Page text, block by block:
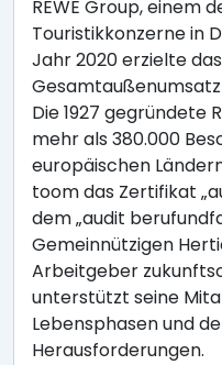
REWE Group, einem
Touristikkonzerne in
Jahr 2020 erzielte
Die 1927 gegründete
mehr als 380.000
europäischen
toom das Zertifikat
dem „audit
Gemeinnützigen
Arbeitgeber
unterstützt seine
Lebensphasen und
Herausforderungen.